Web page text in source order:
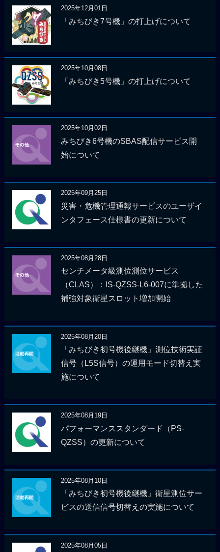
2025年12月01日
「みちびき7号機」の打上げについて
2025年10月08日
「みちびき5号機」の打上げについて
2025年10月02日
みちびき6号機のSBAS配信サービス開
始について
2025年09月25日
災害・危機管理通報サービスのユーザイ
ンタフェース仕様書の更新について
2025年08月28日
センチメータ級測位測位サービス
（CLAS）：IS-QZSS-L6-007に準拠した
補強対象衛星スロット増加開始
2025年08月20日
「みちびき初号機後継機」測位技術実証
信号（L5S信号）の運用モード切替え実
施について
2025年08月19日
パフォーマンススタンダード（PS-
QZSS）の更新について
2025年08月10日
「みちびき初号機後継機」衛星測位サー
ビスの送信信号切替えの実施について
2025年08月05日